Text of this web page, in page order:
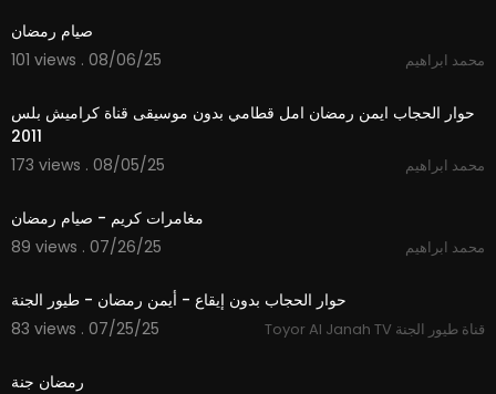
صيام رمضان
101 views . 08/06/25
محمد ابراهيم
حوار الحجاب ايمن رمضان امل قطامي بدون موسيقى قناة كراميش بلس
2011
173 views . 08/05/25
محمد ابراهيم
مغامرات كريم - صيام رمضان
89 views . 07/26/25
محمد ابراهيم
حوار الحجاب بدون إيقاع - أيمن رمضان - طيور الجنة
83 views . 07/25/25
Toyor Al Janah TV قناة طيور الجنة
رمضان جنة